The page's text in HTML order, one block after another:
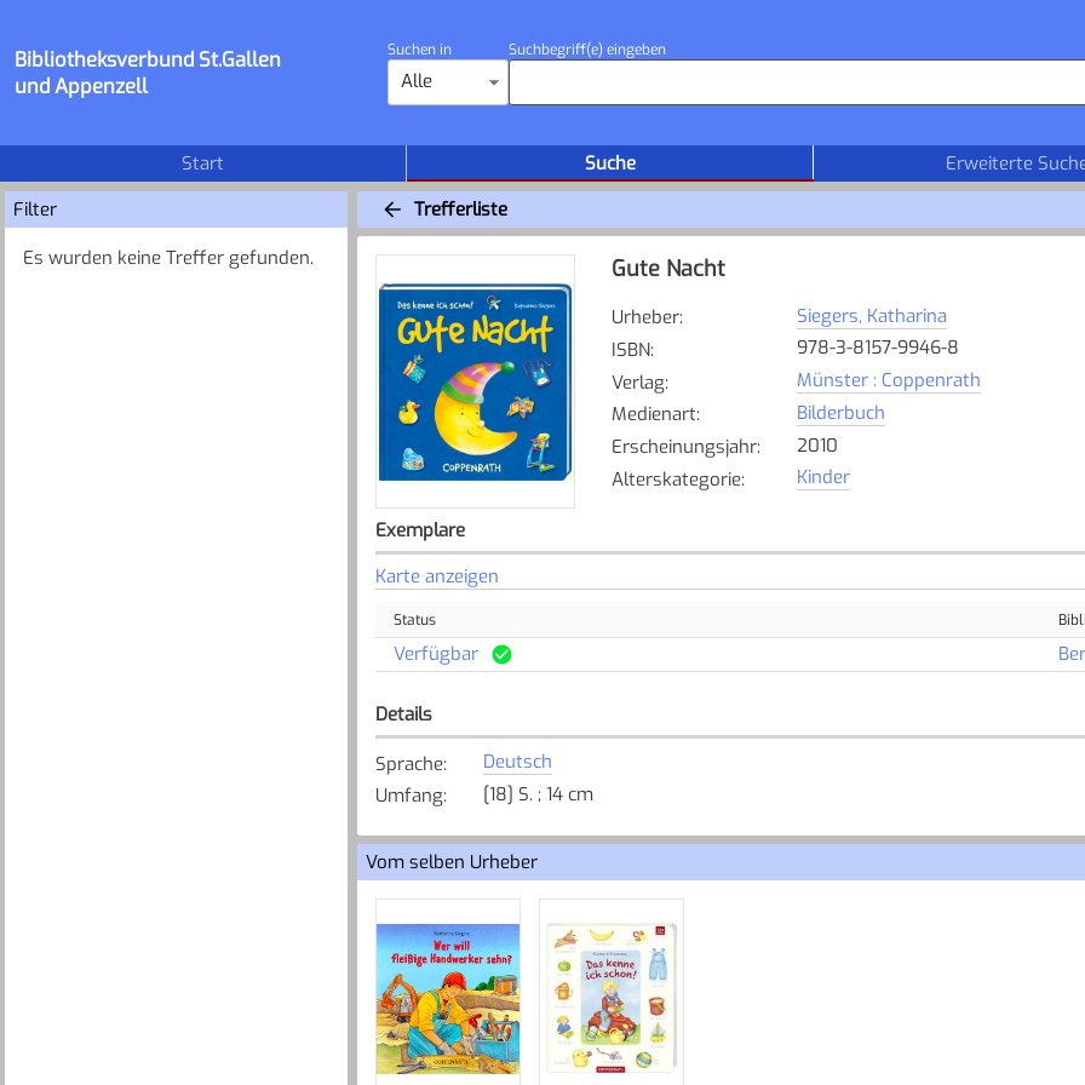
Bibliotheksverbund St.Gallen
und Appenzell
Suchen in
Alle
Suchbegriff(e) eingeben
Start Suche Erweiterte
Filter
Es wurden keine Treffer gefunden.
Trefferliste
Gute Nacht
Urheber:
Siegers, Katharina
ISBN:
978-3-8157-9946-8
Verlag:
Münster : Coppenrath
Medienart:
Bilderbuch
Erscheinungsjahr:
2010
Alterskategorie: Kinder
Exemplare
Karte anzeigen
Status
Verfügbar
Details
Sprache:
Deutsch
Umfang: [18] S. ; 14 cm
Vom selben Urheber